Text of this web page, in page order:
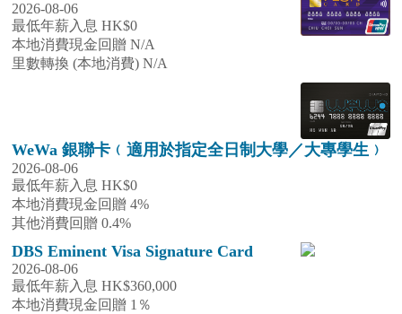
2026-08-06
最低年薪入息 HK$0
本地消費現金回贈 N/A
里數轉換 (本地消費) N/A
WeWa 銀聯卡﹙適用於指定全日制大學／大專學生﹚
2026-08-06
最低年薪入息 HK$0
本地消費現金回贈 4%
其他消費回贈 0.4%
DBS Eminent Visa Signature Card
2026-08-06
最低年薪入息 HK$360,000
本地消費現金回贈 1％